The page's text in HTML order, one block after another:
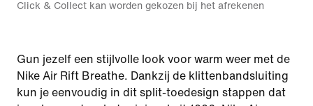
Click & Collect kan worden gekozen bij het afrekenen
Gun jezelf een stijlvolle look voor warm weer met de
Nike Air Rift Breathe. Dankzij de klittenbandsluiting
kun je eenvoudig in dit split-toedesign stappen dat